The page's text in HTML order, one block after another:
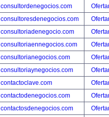
consultordenegocios.com
consultoresdenegocios.com
consultoriadenegocio.com
consultoriaennegocios.com
consultorianegocios.com
consultoriaynegocios.com
contactoclave.com
contactodenegocios.com
contactosdenegocios.com